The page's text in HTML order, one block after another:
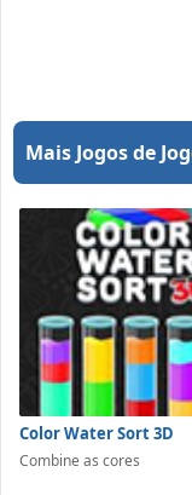
Mais Jogos de
Color Water Sort 3D
Combine as cores